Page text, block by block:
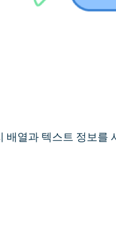
배열과 텍스트 정보를